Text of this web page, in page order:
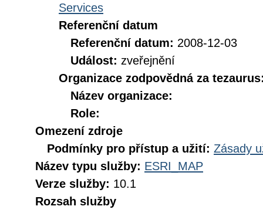
Services
Referenční datum
Referenční datum: 2008-12-03
Událost: zveřejnění
Organizace zodpovědná za
Název organizace:
Role:
Omezení zdroje
Podmínky pro přístup a užití: Zásady
Název typu služby: ESRI_MAP
Verze služby: 10.1
Rozsah služby